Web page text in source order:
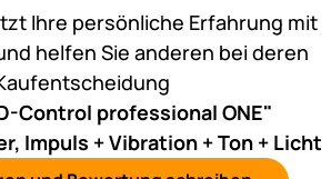
Ihre persönliche Erfahrung mit
helfen Sie anderen bei deren
Control professional ONE"
Impuls + Vibration + Ton + Licht